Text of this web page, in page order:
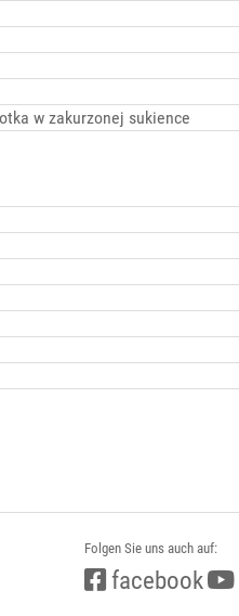
w zakurzonej sukience
Folgen Sie uns auch auf:
facebook